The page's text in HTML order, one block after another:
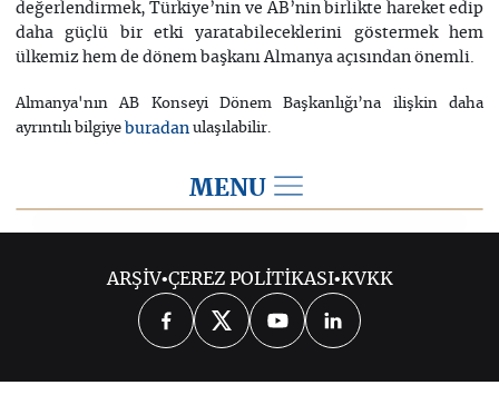
değerlendirmek, Türkiye’nin ve AB’nin birlikte hareket edip
daha güçlü bir etki yaratabileceklerini göstermek hem
ülkemiz hem de dönem başkanı Almanya açısından önemli.
Almanya'nın AB Konseyi Dönem Başkanlığı’na ilişkin daha
ayrıntılı bilgiye buradan ulaşılabilir.
MENU
Ocak-Haziran 2026: GKRY
Temmuz-Aralık 2025: Danimarka
ARŞİV•ÇEREZ POLİTİKASI•KVKK